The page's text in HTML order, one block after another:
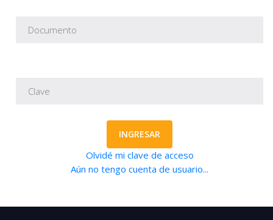
INGRESAR
Olvidé mi clave de acceso
Aún no tengo cuenta de usuario...